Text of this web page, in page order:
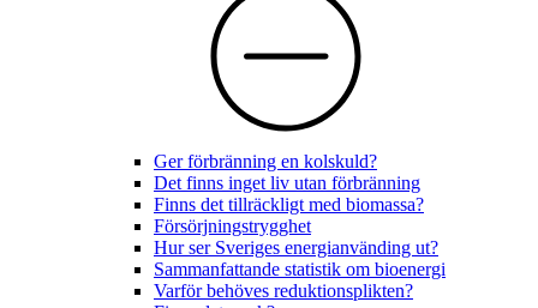
Ger förbränning en kolskuld?
Det finns inget liv utan förbränning
Finns det tillräckligt med biomassa?
Försörjningstrygghet
Hur ser Sveriges energianvänding ut?
Sammanfattande statistik om bioenergi
Varför behöves reduktionsplikten?